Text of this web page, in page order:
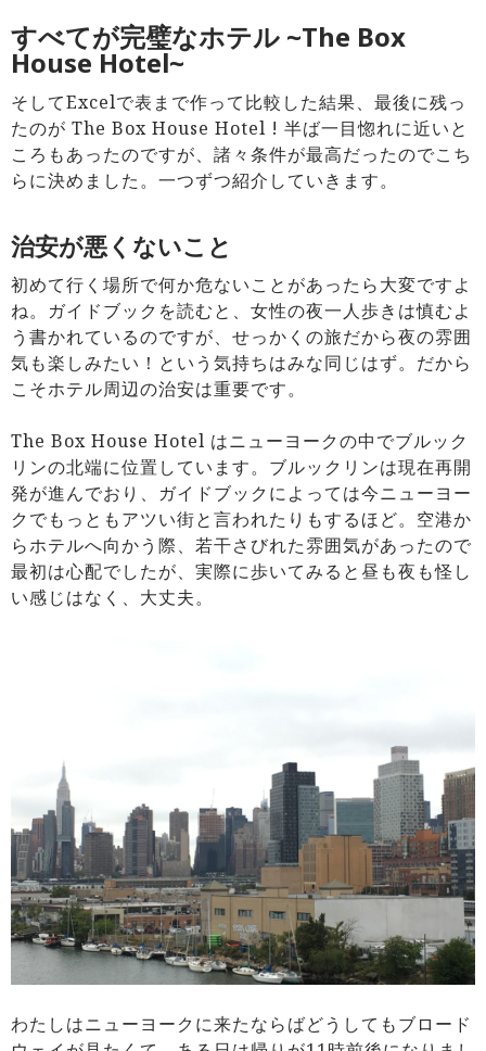
すべてが完璧なホテル ~The Box
House Hotel~
そしてExcelで表まで作って比較した結果、最後に残っ
たのが The Box House Hotel ! 半ば一目惚れに近いと
ころもあったのですが、諸々条件が最高だったのでこち
らに決めました。一つずつ紹介していきます。
治安が悪くないこと
初めて行く場所で何か危ないことがあったら大変ですよ
ね。ガイドブックを読むと、女性の夜一人歩きは慎むよ
う書かれているのですが、せっかくの旅だから夜の雰囲
気も楽しみたい！という気持ちはみな同じはず。だから
こそホテル周辺の治安は重要です。
The Box House Hotel はニューヨークの中でブルック
リンの北端に位置しています。ブルックリンは現在再開
発が進んでおり、ガイドブックによっては今ニューヨー
クでもっともアツい街と言われたりもするほど。空港か
らホテルへ向かう際、若干さびれた雰囲気があったので
最初は心配でしたが、実際に歩いてみると昼も夜も怪し
い感じはなく、大丈夫。
わたしはニューヨークに来たならばどうしてもブロード